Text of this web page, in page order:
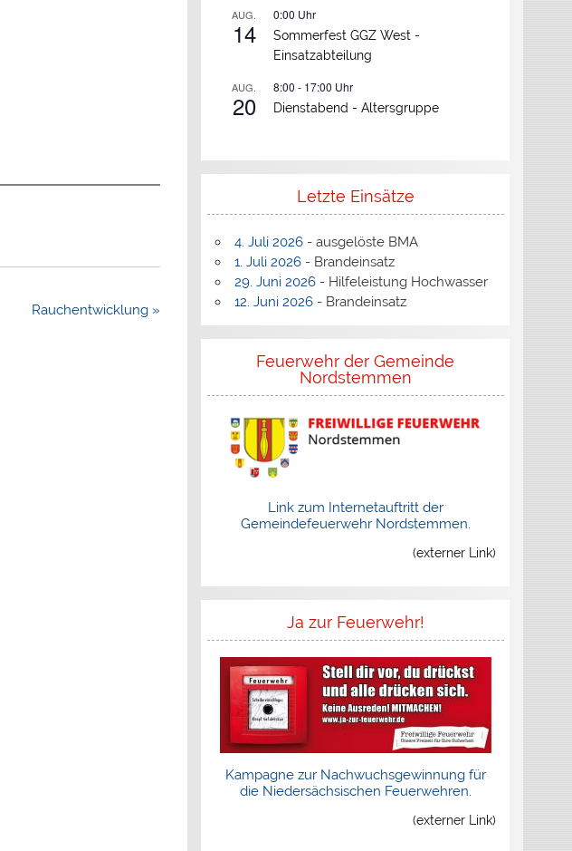
Rauchentwicklung »
AUG.
14
0:00 Uhr
Sommerfest GGZ West -
Einsatzabteilung
AUG.
20
8:00 - 17:00 Uhr
Dienstabend - Altersgruppe
Letzte Einsätze
4. Juli 2026- ausgelöste BMA
1. Juli 2026- Brandeinsatz
29. Juni 2026- Hilfeleistung Hochwasser
12. Juni 2026- Brandeinsatz
Feuerwehr der Gemeinde
Nordstemmen
Link zum Internetauftritt der
Gemeindefeuerwehr Nordstemmen.
(externer Link)
Ja zur Feuerwehr!
Kampagne zur Nachwuchsgewinnung für
die Niedersächsischen Feuerwehren.
(externer Link)